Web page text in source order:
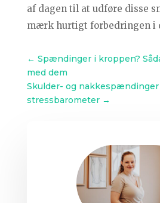
af dagen til at udføre disse
mærk hurtigt forbedringen i
← Spændinger i kroppen?
med dem
Skulder- og
stressbarometer→